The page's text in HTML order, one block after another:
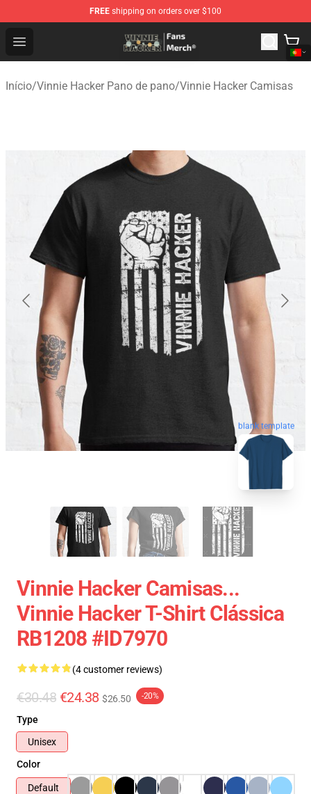
FREE shipping on orders over $100
Open menu
Vinnie Hacker Store - Official Vinnie Hacker Merchandise
Início/Vinnie Hacker Pano de pano/Vinnie Hacker Camisas
blank template
Vinnie Hacker Camisas...
Vinnie Hacker T-Shirt Clássica
RB1208 #ID7970
(4 customer reviews)
€30.48 €24.38 $26.50 -20%
Type
Unisex
Color
Default